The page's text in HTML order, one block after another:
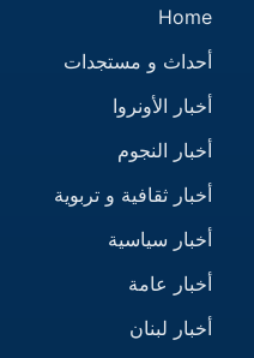
Home
أحداث و مستجدات
أخبار الأونروا
أخبار النجوم
أخبار ثقافية و تربوية
أخبار سياسية
أخبار عامة
أخبار لبنان